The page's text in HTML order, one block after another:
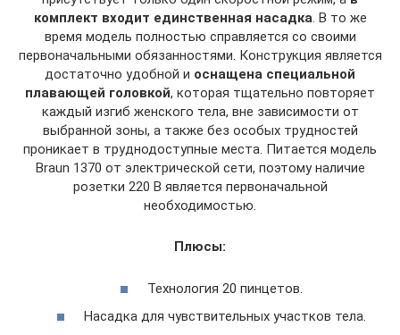
комплект входит единственная насадка. В то же
время модель полностью справляется со своими
первоначальными обязанностями. Конструкция является
достаточно удобной и оснащена специальной
плавающей головкой, которая тщательно повторяет
каждый изгиб женского тела, вне зависимости от
выбранной зоны, а также без особых трудностей
проникает в труднодоступные места. Питается модель
Braun 1370 от электрической сети, поэтому наличие
розетки 220 В является первоначальной
необходимостью.
Плюсы:
Технология 20 пинцетов.
Насадка для чувствительных участков тела.